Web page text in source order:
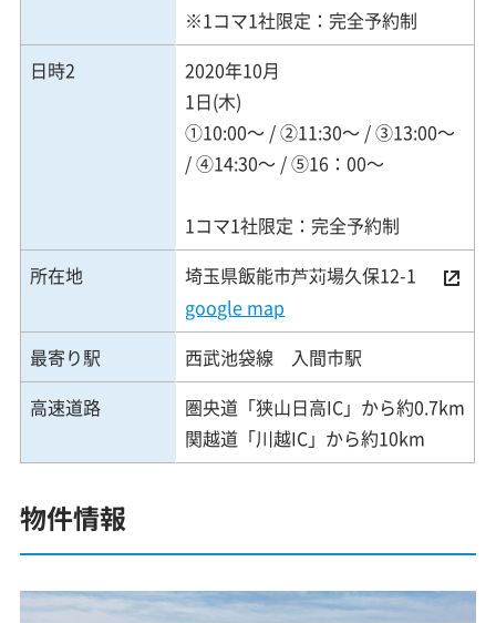
※1コマ1社限定：完全予約制
日時2
2020年10月
1日(木)
①10:00～ / ②11:30～ / ③13:00～
/ ④14:30～ / ⑤16：00～
1コマ1社限定：完全予約制
所在地
埼玉県飯能市芦苅場久保12-1
google map
最寄り駅
西武池袋線 入間市駅
高速道路
圏央道「狭山日高IC」から約0.7km
関越道「川越IC」から約10km
物件情報